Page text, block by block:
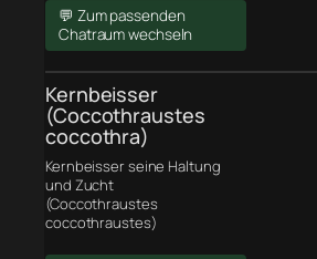
💬 Zum passenden
Chatraum wechseln
Kernbeisser
(Coccothraustes
coccothra)
Kernbeisser seine Haltung
und Zucht
(Coccothraustes
coccothraustes)